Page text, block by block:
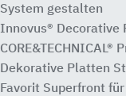
System gestalten
Innovus® Decorative
CORE&TECHNICAL®
Dekorative Platten
Favorit Superfront